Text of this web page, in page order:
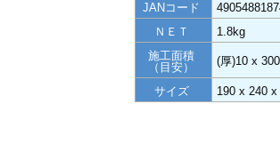
JANコード
ＮＥＴ
1.8kg
施工面積
（目安）
(厚)10 x
サイズ 190 x 240